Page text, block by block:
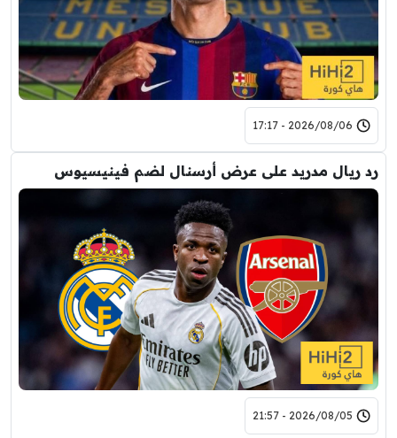
2026/08/06 - 17:17
رد ريال مدريد على عرض أرسنال لضم فينيسيوس
2026/08/05 - 21:57